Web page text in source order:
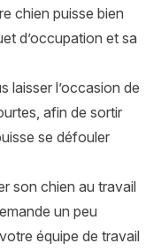
chien puisse bien
d’occupation et sa
laisser l’occasion de
afin de sortir
se défouler
son chien au travail
un peu
équipe de travail